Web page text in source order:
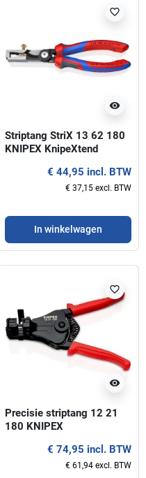
visibility
favorite_border
Striptang StriX 13 62 180
KNIPEX KnipeXtend
€ 44,95 incl. BTW
€ 37,15 excl. BTW
In winkelwagen
visibility
favorite_border
Precisie striptang 12 21
180 KNIPEX
€ 74,95 incl. BTW
€ 61,94 excl. BTW